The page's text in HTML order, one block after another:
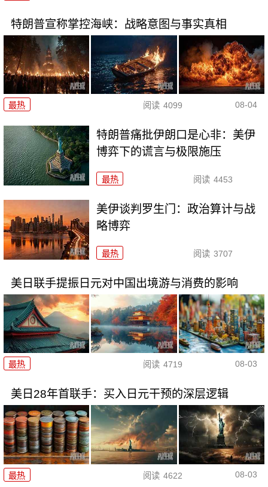
特朗普宣称掌控海峡：战略意图与事实真相
最热 阅读 4099 08-04
特朗普痛批伊朗口是心非：美伊
博弈下的谎言与极限施压
最热 阅读 4453
美伊谈判罗生门：政治算计与战
略博弈
最热 阅读 3707
美日联手提振日元对中国出境游与消费的影响
最热 阅读 4719 08-03
美日28年首联手：买入日元干预的深层逻辑
最热 阅读 4622 08-03